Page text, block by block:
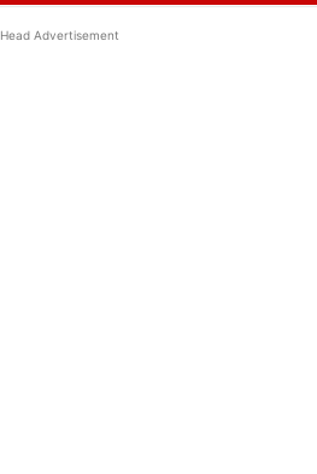
Head Advertisement